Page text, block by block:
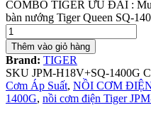
COMBO TIGER ƯU ĐÃI :
bàn nướng Tiger Queen SQ-
Thêm vào giỏ hàng
Brand: TIGER
SKU JPM-H18V+SQ-1400G
Cơm Áp Suất, NỒI CƠM
1400G, nồi cơm điện Tiger